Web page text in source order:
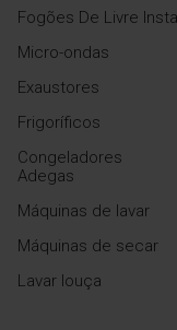
Fogões De Livre
Micro-ondas
Exaustores
Frigoríficos
Congeladores
Adegas
Máquinas de lavar
Máquinas de secar
Lavar louça